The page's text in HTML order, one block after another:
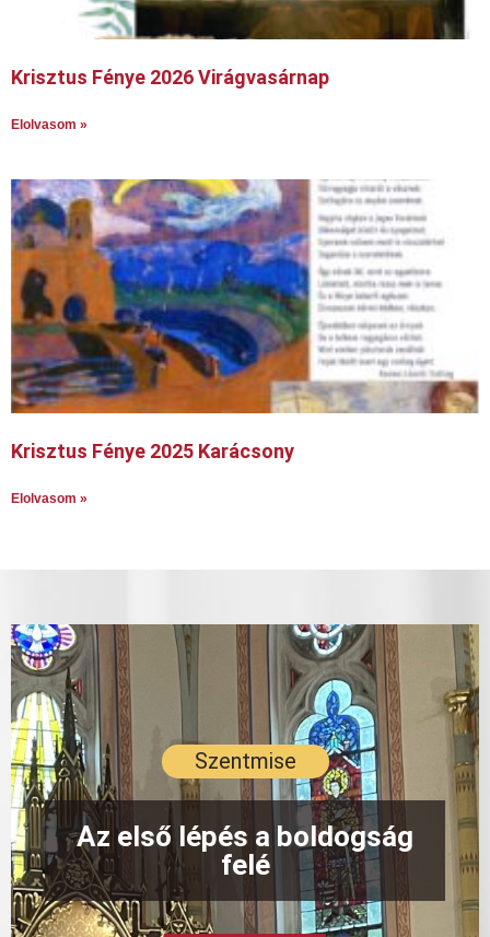
Krisztus Fénye 2026 Virágvasárnap
Elolvasom »
Krisztus Fénye 2025 Karácsony
Elolvasom »
Szentmise
Az első lépés a boldogság
felé